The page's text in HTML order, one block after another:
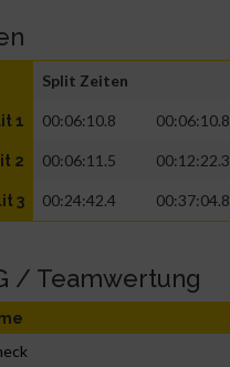
Split Zeiten
1 00:06:10.8 00:06:10.8
2 00:06:11.5 00:12:22.3
3 00:24:42.4 00:37:04.8
/ Teamwertung